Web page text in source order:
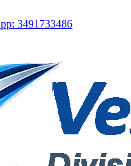
3491733486